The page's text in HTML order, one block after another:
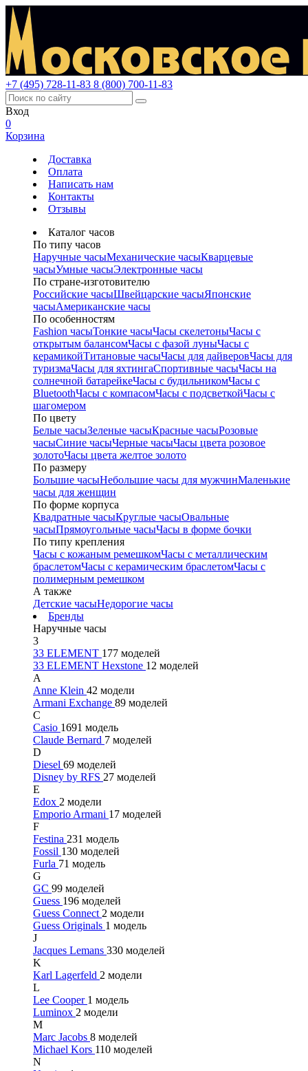
+7 (495) 728-11-83 8 (800) 700-11-83
Вход
0
Корзина
Доставка
Оплата
Написать нам
Контакты
Отзывы
Каталог часов
По типу часов
Наручные часыМеханические часыКварцевые
часыУмные часыЭлектронные часы
По стране-изготовителю
Российские часыШвейцарские часыЯпонские
часыАмериканские часы
По особенностям
Fashion часыТонкие часыЧасы скелетоныЧасы с
открытым балансомЧасы с фазой луныЧасы с
керамикойТитановые часыЧасы для дайверовЧасы для
туризмаЧасы для яхтингаСпортивные часыЧасы на
солнечной батарейкеЧасы с будильникомЧасы с
BluetoothЧасы с компасомЧасы с подсветкойЧасы с
шагомером
По цвету
Белые часыЗеленые часыКрасные часыРозовые
часыСиние часыЧерные часыЧасы цвета розовое
золотоЧасы цвета желтое золото
По размеру
Большие часыНебольшие часы для мужчинМаленькие
часы для женщин
По форме корпуса
Квадратные часыКруглые часыОвальные
часыПрямоугольные часыЧасы в форме бочки
По типу крепления
Часы с кожаным ремешкомЧасы с металлическим
браслетомЧасы с керамическим браслетомЧасы с
полимерным ремешком
А также
Детские часыНедорогие часы
Бренды
Наручные часы
3
33 ELEMENT 177 моделей
33 ELEMENT Hexstone 12 моделей
A
Anne Klein 42 модели
Armani Exchange 89 моделей
C
Casio 1691 модель
Claude Bernard 7 моделей
D
Diesel 69 моделей
Disney by RFS 27 моделей
E
Edox 2 модели
Emporio Armani 17 моделей
F
Festina 231 модель
Fossil 130 моделей
Furla 71 модель
G
GC 99 моделей
Guess 196 моделей
Guess Connect 2 модели
Guess Originals 1 модель
J
Jacques Lemans 330 моделей
K
Karl Lagerfeld 2 модели
L
Lee Cooper 1 модель
Luminox 2 модели
M
Marc Jacobs 8 моделей
Michael Kors 110 моделей
N